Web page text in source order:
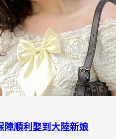
障順利娶到大陸新娘